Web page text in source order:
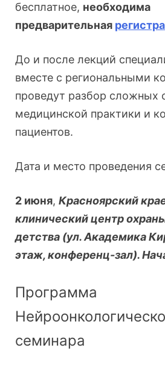
бесплатное, необходима
предварительная
До и после лекций
вместе с региональными
проведут разбор сложных
медицинской практики и
пациентов.
Дата и место проведения
2 июня, Красноярский
клинический центр
детства (ул. Академика
этаж, конференц-зал).
Программа
семинара